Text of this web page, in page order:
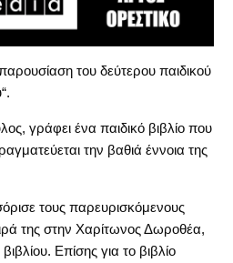
του δεύτερου παιδικού
γράφει ένα παιδικό βιβλίο που
την βαθιά έννοια της
τους παρευρισκόμενους
της στην Χαρίτωνος Δωροθέα,
Επίσης για το βιβλίο